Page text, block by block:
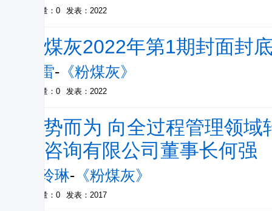
被引量：0 发表：2022
粉煤灰2022年第1期封面封
朱雷- 《粉煤灰》
被引量：0 发表：2022
顺势而为 向全过程管理领
程咨询有限公司董事长何强
贺玲琳- 《粉煤灰》
被引量：0 发表：2017